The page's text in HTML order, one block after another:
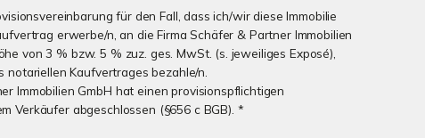
für den Fall, dass ich/wir diese Immobilie
erwerbe/n, an die Firma Schäfer & Partner Immobilien
von 3 % bzw. 5 % zuz. ges. MwSt. (s. jeweiliges Exposé),
notariellen Kaufvertrages bezahle/n.
Immobilien GmbH hat einen provisionspflichtigen
Verkäufer abgeschlossen (§656 c BGB). *